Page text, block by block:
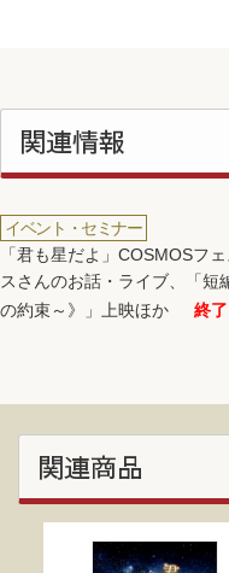
関連情報
イベント・セミナー
「君も星だよ」COSMOSフ
スさんのお話・ライブ、「短
の約束～》」上映ほか
終
関連商品